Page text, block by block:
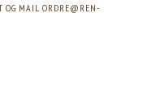
OG MAIL ORDRE@REN-